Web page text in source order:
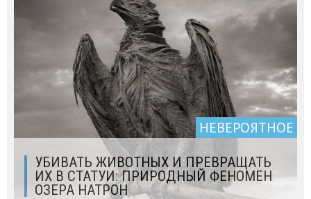
НЕВЕРОЯТНОЕ
УБИВАТЬ ЖИВОТНЫХ И ПРЕВРАЩАТЬ
ИХ В СТАТУИ: ПРИРОДНЫЙ ФЕНОМЕН
ОЗЕРА НАТРОН